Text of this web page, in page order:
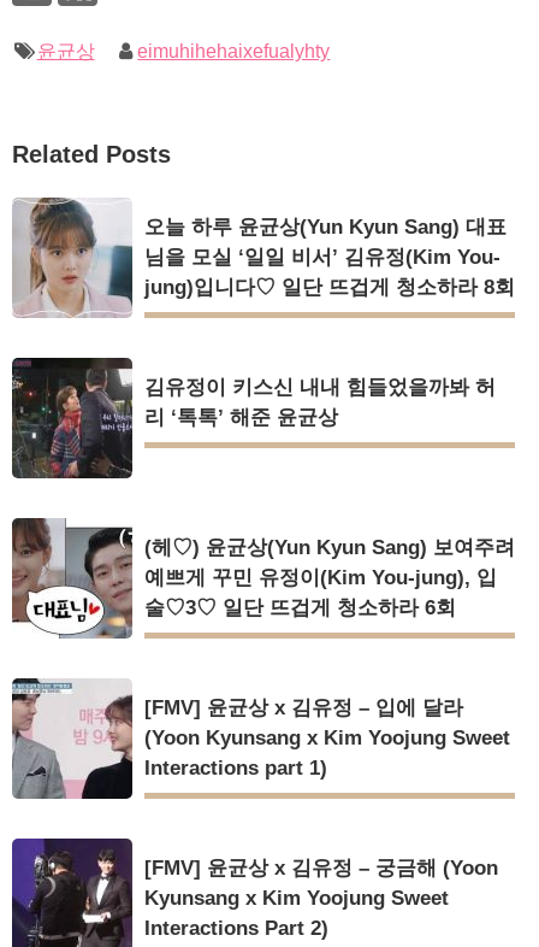
윤균상 eimuhihehaixefualyhty
Related Posts
오늘 하루 윤균상(Yun Kyun Sang) 대표
님을 모실 ‘일일 비서’ 김유정(Kim You-
jung)입니다♡ 일단 뜨겁게 청소하라 8회
김유정이 키스신 내내 힘들었을까봐 허
리 ‘톡톡’ 해준 윤균상
(헤♡) 윤균상(Yun Kyun Sang) 보여주려
예쁘게 꾸민 유정이(Kim You-jung), 입
술♡3♡ 일단 뜨겁게 청소하라 6회
[FMV] 윤균상 x 김유정 – 입에 달라
(Yoon Kyunsang x Kim Yoojung Sweet
Interactions part 1)
[FMV] 윤균상 x 김유정 – 궁금해 (Yoon
Kyunsang x Kim Yoojung Sweet
Interactions Part 2)